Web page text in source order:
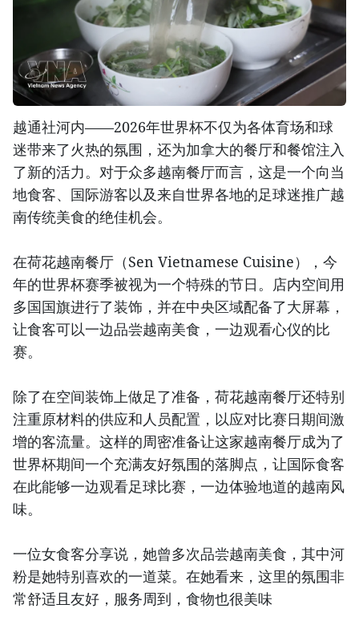
越通社河内——2026年世界杯不仅为各体育场和球
迷带来了火热的氛围，还为加拿大的餐厅和餐馆注入
了新的活力。对于众多越南餐厅而言，这是一个向当
地食客、国际游客以及来自世界各地的足球迷推广越
南传统美食的绝佳机会。
在荷花越南餐厅（Sen Vietnamese Cuisine），今
年的世界杯赛季被视为一个特殊的节日。店内空间用
多国国旗进行了装饰，并在中央区域配备了大屏幕，
让食客可以一边品尝越南美食，一边观看心仪的比
赛。
除了在空间装饰上做足了准备，荷花越南餐厅还特别
注重原材料的供应和人员配置，以应对比赛日期间激
增的客流量。这样的周密准备让这家越南餐厅成为了
世界杯期间一个充满友好氛围的落脚点，让国际食客
在此能够一边观看足球比赛，一边体验地道的越南风
味。
一位女食客分享说，她曾多次品尝越南美食，其中河
粉是她特别喜欢的一道菜。在她看来，这里的氛围非
常舒适且友好，服务周到，食物也很美味